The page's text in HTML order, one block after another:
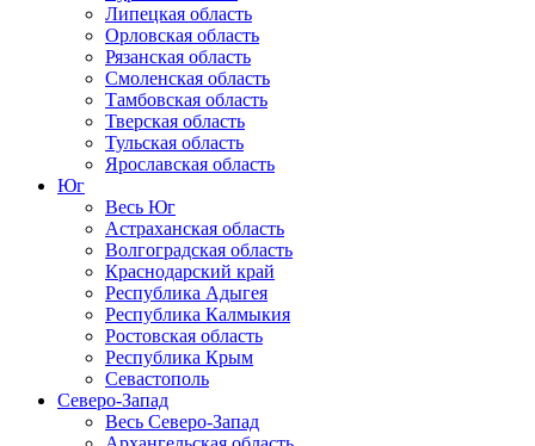
Липецкая область
Орловская область
Рязанская область
Смоленская область
Тамбовская область
Тверская область
Тульская область
Ярославская область
Юг
Весь Юг
Астраханская область
Волгоградская область
Краснодарский край
Республика Адыгея
Республика Калмыкия
Ростовская область
Республика Крым
Севастополь
Северо-Запад
Весь Северо-Запад